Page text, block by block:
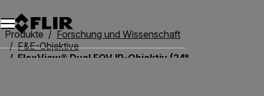
Unread messages
Modell
Entfernen
Elemente
Element
In den Warenkorb
Im Warenkorb
Produkte
Forschung und Wissenschaft
F&E-Objektive
FlexView® Dual FOV IR-Objektiv (24°/14°) mit Objektiv-Case.